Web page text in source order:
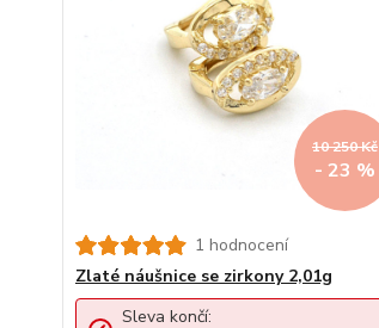
10 250 Kč
- 23 %
1 hodnocení
Zlaté náušnice se zirkony 2,01g
Sleva končí: